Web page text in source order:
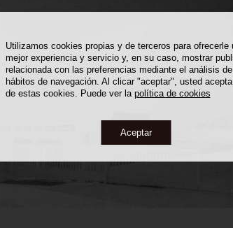
Utilizamos cookies propias y de terceros para ofrecerle
mejor experiencia y servicio y, en su caso, mostrar
relacionada con las preferencias mediante el análisis
hábitos de navegación. Al clicar "aceptar", usted
de estas cookies. Puede ver la política de cookies
Aceptar